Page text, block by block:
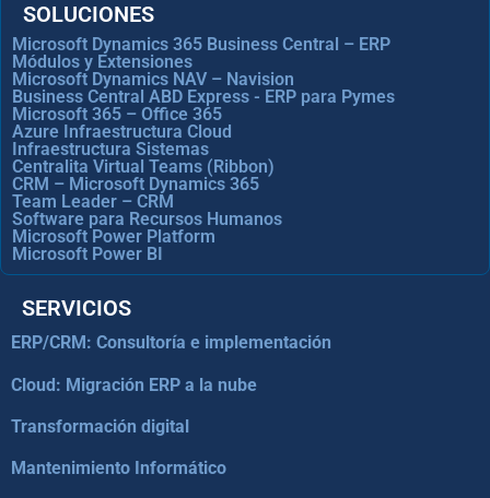
SOLUCIONES
Microsoft Dynamics 365 Business Central – ERP
Módulos y Extensiones
Microsoft Dynamics NAV – Navision
Business Central ABD Express - ERP para Pymes
Microsoft 365 – Office 365
Azure Infraestructura Cloud
Infraestructura Sistemas
Centralita Virtual Teams (Ribbon)
CRM – Microsoft Dynamics 365
Team Leader – CRM
Software para Recursos Humanos
Microsoft Power Platform
Microsoft Power BI
SERVICIOS
ERP/CRM: Consultoría e implementación
Cloud: Migración ERP a la nube
Transformación digital
Mantenimiento Informático